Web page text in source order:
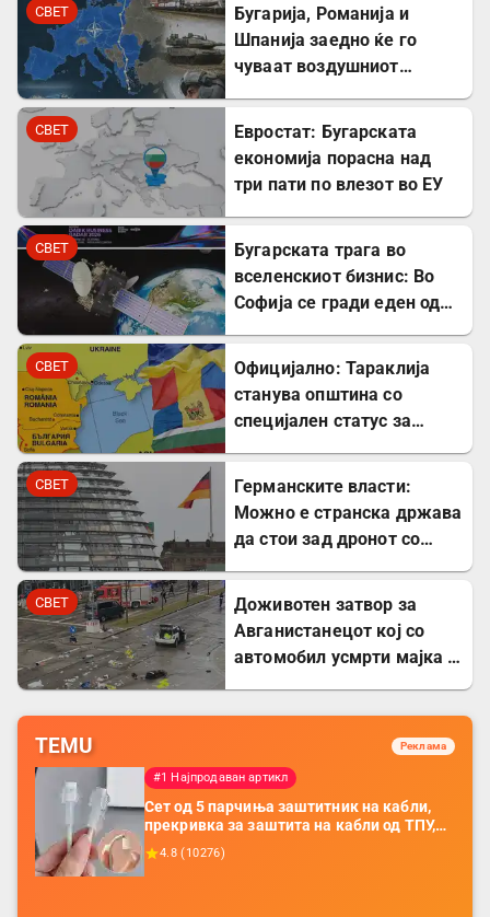
СВЕТ
Бугарија, Романија и
Шпанија заедно ќе го
чуваат воздушниот
СВЕТ
Евростат: Бугарската
економија порасна над
три пати по влезот во ЕУ
СВЕТ
Бугарската трага во
вселенскиот бизнис: Во
Софија се гради еден од
центри во Европа
СВЕТ
Официјално: Тараклија
станува општина со
специјален статус за
СВЕТ
Германските власти:
Можно е странска држава
да стои зад дронот со
СВЕТ
Доживотен затвор за
Авганистанецот кој со
автомобил усмрти мајка и
TEMU Реклама
#1 Најпродаван артикл
Сет од 5 парчиња заштитник на кабли,
прекривка за заштита на кабли од ТПУ,
додатоци за заштита на кабли, без
батерија, за мобилни телефони, комплет
4.8 ( 10276)